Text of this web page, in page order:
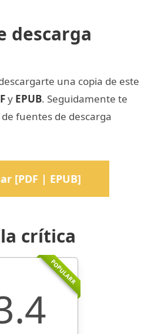
descarga
una copia de este
y EPUB. Seguidamente te
fuentes de descarga
[PDF | EPUB]
crítica
POPULARR